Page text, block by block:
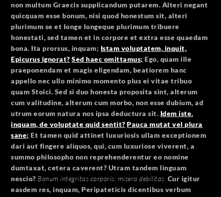
non multum Graecis supplicandum putarem. Alteri negant
quicquam esse bonum, nisi quod honestum sit, alteri
plurimum se et longe longeque plurimum tribuere
honestati, sed tamen et in corpore et extra esse quaedam
bona. Ita prorsus, inquam; Istam voluptatem, inquit,
Epicurus ignorat? Sed haec omittamus; Ego, quam ille
praeponendam et magis eligendam, beatiorem hanc
appello nec ullo minimo momento plus ei vitae tribuo
quam Stoici. Sed si duo honesta proposita sint, alterum
cum valitudine, alterum cum morbo, non esse dubium, ad
utrum eorum natura nos ipsa deductura sit. Idem iste,
inquam, de voluptate quid sentit? Pauca mutat vel plura
sane; Et tamen quid attinet luxuriosis ullam exceptionem
dari aut fingere aliquos, qui, cum luxuriose viverent, a
summo philosopho non reprehenderentur eo nomine
dumtaxat, cetera caverent? Utram tandem linguam
nescio? Bonum integritas corporis: misera debilitas. Cur igitur
easdem res, inquam, Peripateticis dicentibus verbum